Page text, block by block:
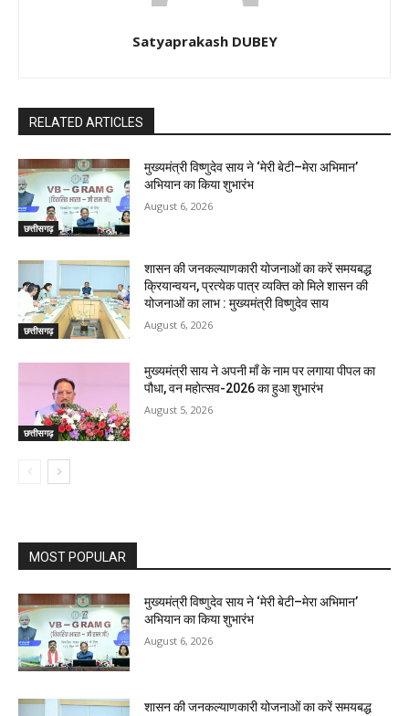
Satyaprakash DUBEY
RELATED ARTICLES
छत्तीसगढ़
मुख्यमंत्री विष्णुदेव साय ने ‘मेरी बेटी–मेरा अभिमान’
अभियान का किया शुभारंभ
August 6, 2026
छत्तीसगढ़
शासन की जनकल्याणकारी योजनाओं का करें समयबद्ध
क्रियान्वयन, प्रत्येक पात्र व्यक्ति को मिले शासन की
योजनाओं का लाभ : मुख्यमंत्री विष्णुदेव साय
August 6, 2026
छत्तीसगढ़
मुख्यमंत्री साय ने अपनी माँ के नाम पर लगाया पीपल का
पौधा, वन महोत्सव-2026 का हुआ शुभारंभ
August 5, 2026
MOST POPULAR
मुख्यमंत्री विष्णुदेव साय ने ‘मेरी बेटी–मेरा अभिमान’
अभियान का किया शुभारंभ
August 6, 2026
शासन की जनकल्याणकारी योजनाओं का करें समयबद्ध